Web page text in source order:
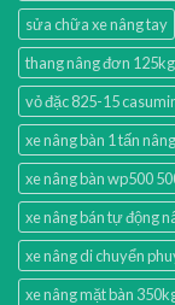
sửa chữa xe nâng tay
thang nâng đơn
vỏ đặc 825-15
xe nâng bàn 1 tấn
xe nâng bàn wp500
xe nâng bán tự động
xe nâng di chuyển
xe nâng mặt bàn